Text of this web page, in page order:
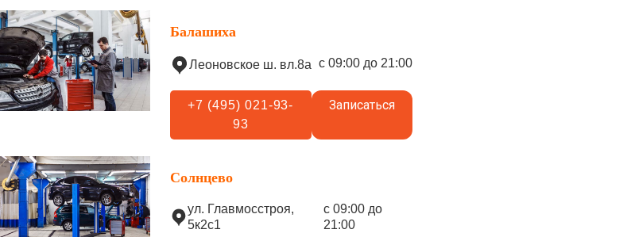
Балашиха
Леоновское ш. вл.8а с 09:00 до 21:00
+7 (495) 021-93-
93
Записаться
Солнцево
ул. Главмосстроя,
5к2с1
с 09:00 до
21:00